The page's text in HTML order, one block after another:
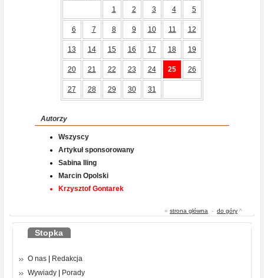
1
2 3 4 5
6 7 8 9 10 11 12
13 14 15 16 17 18 19
20 21 22 23 24 25 26
27 28 29 30 31
Autorzy
Wszyscy
Artykuł sponsorowany
Sabina Iling
Marcin Opolski
Krzysztof Gontarek
« strona główna - do góry ^
Stopka
O nas
Redakcja
Wywiady
Porady